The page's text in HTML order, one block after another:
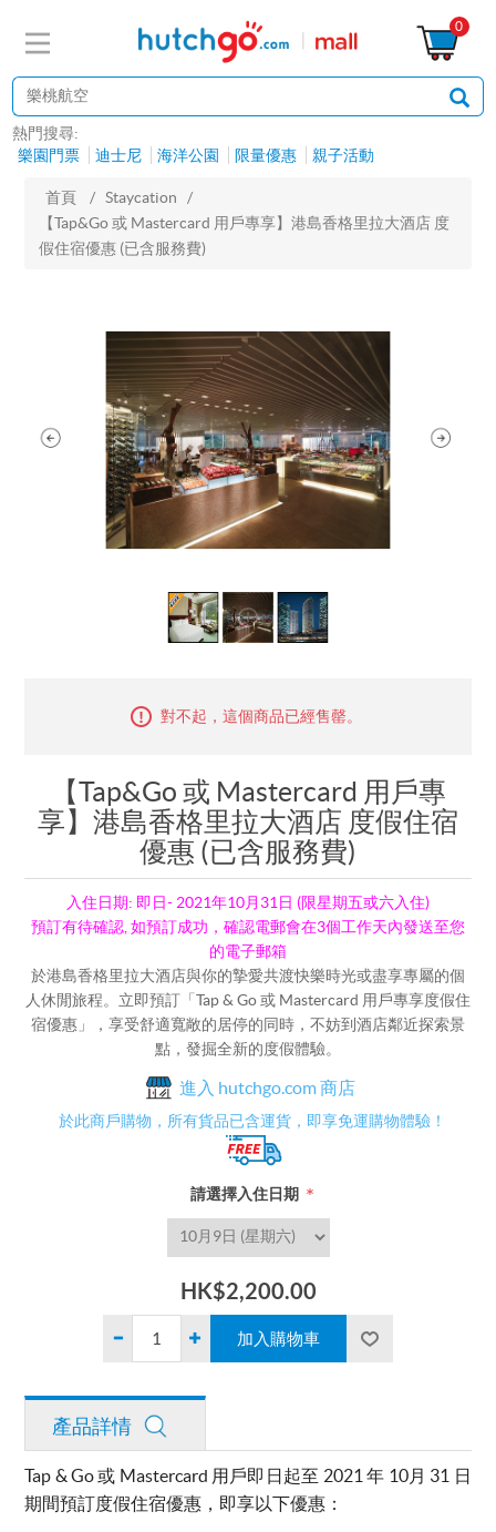
0
熱門搜尋:
樂園門票
迪士尼 海洋公園 限量優惠 親子活動
首頁 / Staycation
/
【Tap&Go 或 Mastercard 用戶專享】港島香格里拉大酒店 度
假住宿優惠 (已含服務費)
對不起，這個商品已經售罄。
【Tap&Go 或 Mastercard 用戶專
享】港島香格里拉大酒店 度假住宿
優惠 (已含服務費)
入住日期: 即日- 2021年10月31日 (限星期五或六入住)
預訂有待確認, 如預訂成功，確認電郵會在3個工作天內發送至您
的電子郵箱
於港島香格里拉大酒店與你的摯愛共渡快樂時光或盡享專屬的個
人休閒旅程。立即預訂「Tap & Go 或 Mastercard 用戶專享度假住
宿優惠」，享受舒適寬敞的居停的同時，不妨到酒店鄰近探索景
點，發掘全新的度假體驗。
進入 hutchgo.com 商店
於此商戶購物，所有貨品已含運貨，即享免運購物體驗！
請選擇入住日期 *
HK$2,200.00
產品詳情
Tap & Go 或 Mastercard 用戶即日起至 2021 年 10月 31 日
期間預訂度假住宿優惠，即享以下優惠：